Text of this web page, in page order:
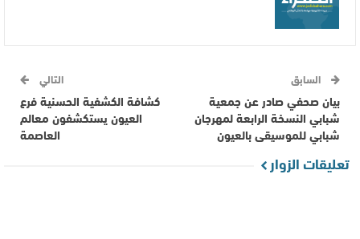
السابق
بيان صحفي صادر عن جمعية
شبابي النسخة الرابعة لمهرجان
شبابي للموسيقى بالعيون
التالي
كشافة الكشفية الحسنية فرع
العيون يستكشفون معالم
العاصمة
تعليقات الزوار